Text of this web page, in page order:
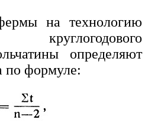
на технологию
круглогодового
определяют
по формуле: